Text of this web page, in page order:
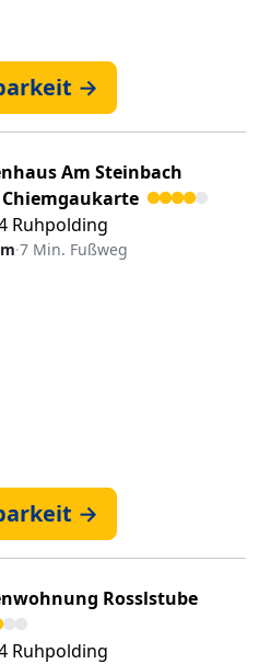
→
Am Steinbach
Ruhpolding
·7 Min. Fußweg
→
Rosslstube
Ruhpolding